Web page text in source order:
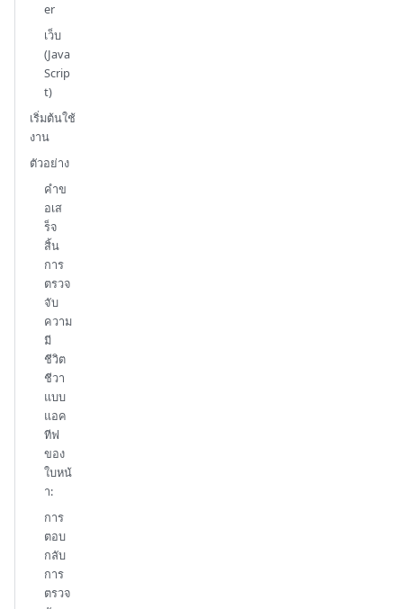
er
เว็บ
(Java
Scrip
t)
เริ่มต้นใช้
งาน
ตัวอย่าง
คำข
อเส
ร็จ
สิ้น
การ
ตรวจ
จับ
ความ
มี
ชีวิต
ชีวา
แบบ
แอค
ทีฟ
ของ
ใบหน้
า:
การ
ตอบ
กลับ
การ
ตรวจ